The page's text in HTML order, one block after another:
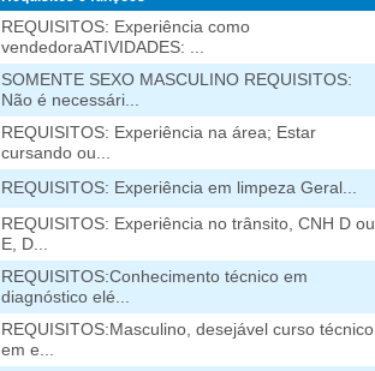
REQUISITOS: Experiência como
vendedoraATIVIDADES: ...
SOMENTE SEXO MASCULINO REQUISITOS:
Não é necessári...
REQUISITOS: Experiência na área; Estar
cursando ou...
REQUISITOS: Experiência em limpeza Geral...
REQUISITOS: Experiência no trânsito, CNH D ou
E, D...
REQUISITOS:Conhecimento técnico em
diagnóstico elé...
REQUISITOS:Masculino, desejável curso técnico
em e...